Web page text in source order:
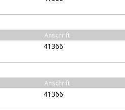
Anschrift
41366
Anschrift
41366